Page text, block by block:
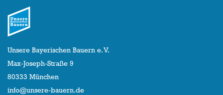
Unsere Bayerischen Bauern e. V.
Max-Joseph-Straße 9
80333 München
info@unsere-bauern.de